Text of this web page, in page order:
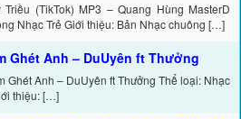
(TikTok) MP3 – Quang Hùng MasterD
Nhạc Trẻ Giới thiệu: Bản Nhạc chuông […]
Ghét Anh – DuUyên ft Thưởng
Ghét Anh – DuUyên ft Thưởng Thể loại: Nhạc
thiệu: […]